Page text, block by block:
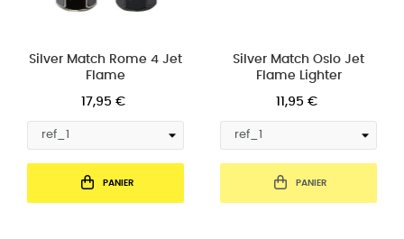
Silver Match Rome 4 Jet
Flame
17,95 €
PANIER
Silver Match Oslo Jet
Flame Lighter
11,95 €
PANIER